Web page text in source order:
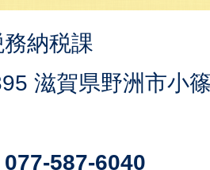
納税課
滋賀県野洲市小
077-587-6040